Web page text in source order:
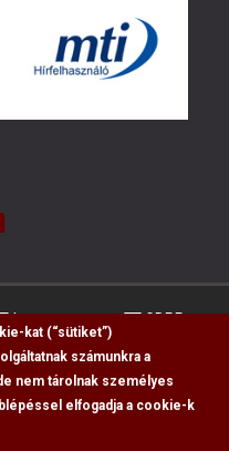
Impresszum GDPR
Magazin saját
kat (“sütiket”)
számunkra a
nem tárolnak személyes
elfogadja a cookie-k